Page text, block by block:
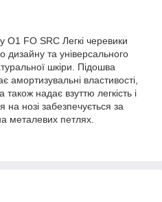
O1 FO SRС Легкі черевики
дизайну та універсального
шкіри. Підошва
амортизувальні властивості,
надає взуттю легкість і
на нозі забезпечується за
металевих петлях.